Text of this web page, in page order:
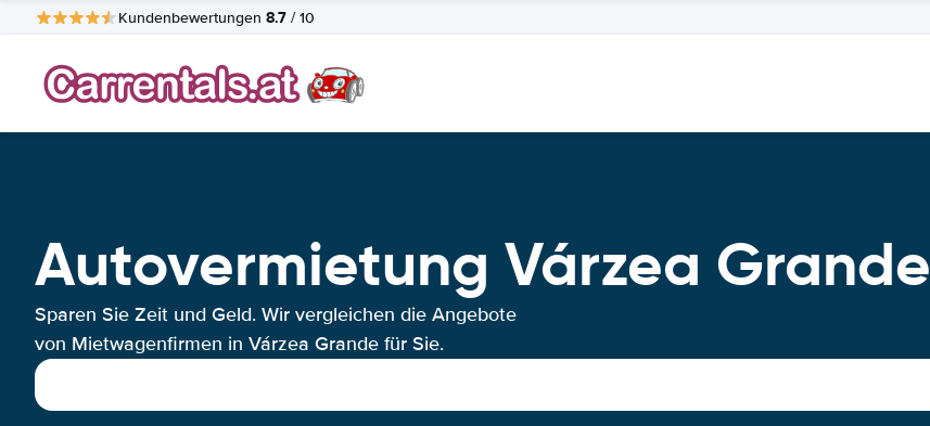
Kundenbewertungen 8.7 / 10
Autovermietung Várzea Grande
Sparen Sie Zeit und Geld. Wir vergleichen die Angebote
von Mietwagenfirmen in Várzea Grande für Sie.